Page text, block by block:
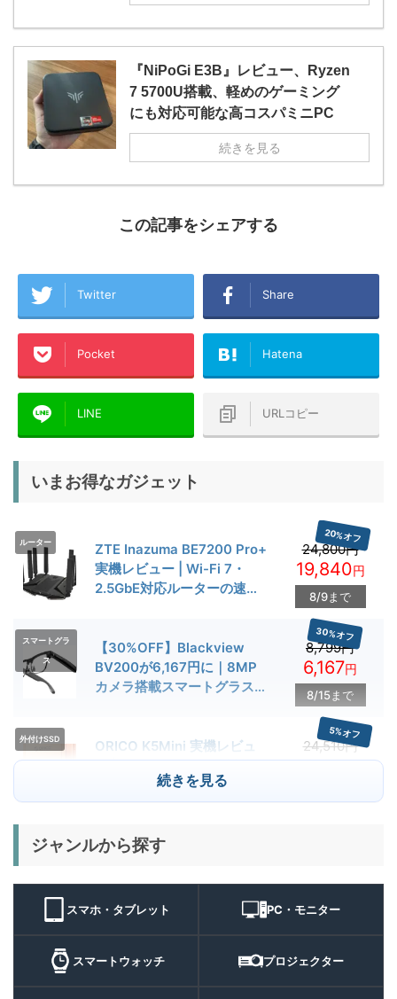
『NiPoGi E3B』レビュー、Ryzen
7 5700U搭載、軽めのゲーミング
にも対応可能な高コスパミニPC
続きを見る
この記事をシェアする
Twitter Share
Pocket Hatena
LINE URLコピー
いまお得なガジェット
ルーター
ZTE Inazuma BE7200 Pro+
実機レビュー | Wi-Fi 7・
2.5GbE対応ルーターの速度
24,800円
20%オフ
19,840円
8/9まで
スマートグラ
ス
【30%OFF】Blackview
BV200が6,167円に｜8MP
カメラ搭載スマートグラス用
8,799円
30%オフ
6,167円
8/15まで
外付けSSD
ORICO K5Mini 実機レビュ
ー | スマホの容量不足対策に
便利な小型外付けSSD
24,510円
5%オフ
23,284
キャンプライ
BougeRV T1 キャンプライ
3000lm・最長102時間の多
機能キャンプライトを徹底検
ッチ
機レビュー | 1万円前後で通
9,882
続きを見る
ジャンルから探す
スマホ・タブレット PC・モニター
スマートウォッチ プロジェクター